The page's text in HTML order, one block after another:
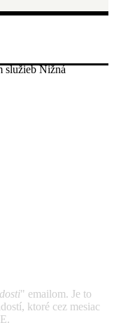
služieb Nižná
" emailom. Je to
ktoré cez mesiac